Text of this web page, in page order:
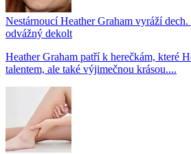
Nestárnoucí Heather Graham vyráží
odvážný dekolt
Heather Graham patří k herečkám, které
talentem, ale také výjimečnou krásou....